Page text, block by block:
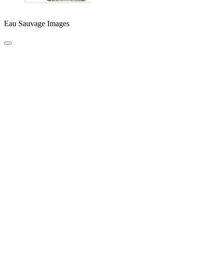
Eau Sauvage Images